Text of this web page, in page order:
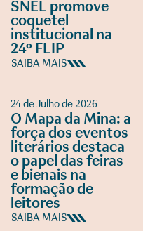
SNEL promove
coquetel
institucional na
24º FLIP
SAIBA MAIS
24 de Julho de 2026
O Mapa da Mina: a
força dos eventos
literários destaca
o papel das feiras
e bienais na
formação de
leitores
SAIBA MAIS